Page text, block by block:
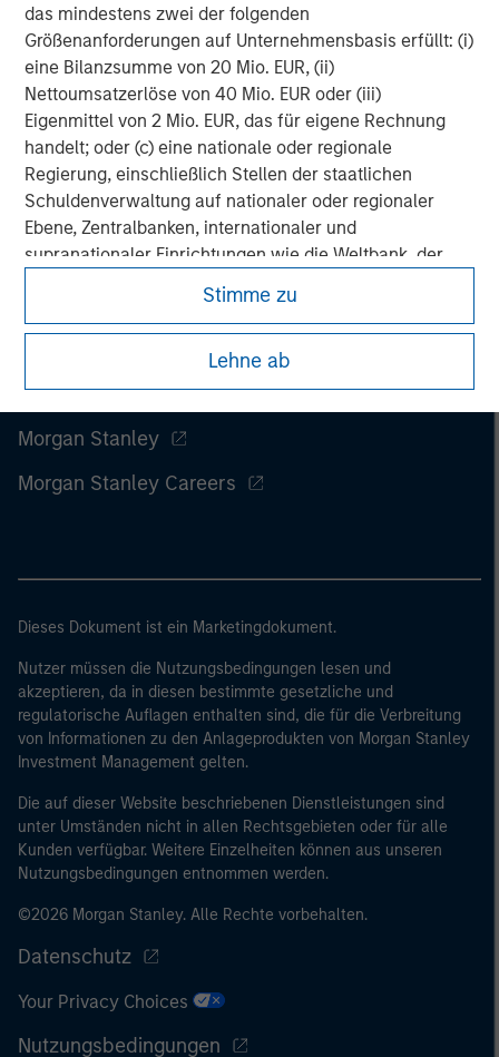
das mindestens zwei der folgenden
Größenanforderungen auf Unternehmensbasis erfüllt: (i)
eine Bilanzsumme von 20 Mio. EUR, (ii)
Nettoumsatzerlöse von 40 Mio. EUR oder (iii)
Eigenmittel von 2 Mio. EUR, das für eigene Rechnung
handelt; oder (c) eine nationale oder regionale
Regierung, einschließlich Stellen der staatlichen
Schuldenverwaltung auf nationaler oder regionaler
Ebene, Zentralbanken, internationaler und
supranationaler Einrichtungen wie die Weltbank, der
IWF, die EZB, die EIB und andere vergleichbare
internationale Organisationen, die auf eigene Rechnung
handeln.
professionellen Anlegers von der Definition der
dem aus auf die Website zugegriffen wird.
Stimme zu
Lehne ab
Morgan Stanley
Morgan Stanley Careers
Dieses Dokument ist ein Marketingdokument.
Nutzer müssen die Nutzungsbedingungen lesen und
akzeptieren, da in diesen bestimmte gesetzliche und
regulatorische Auflagen enthalten sind, die für die Verbreitung
von Informationen zu den Anlageprodukten von Morgan Stanley
Investment Management gelten.
Die auf dieser Website beschriebenen Dienstleistungen sind
unter Umständen nicht in allen Rechtsgebieten oder für alle
Kunden verfügbar. Weitere Einzelheiten können aus unseren
Nutzungsbedingungen entnommen werden.
©2026 Morgan Stanley. Alle Rechte vorbehalten.
Datenschutz
Your Privacy Choices
Nutzungsbedingungen